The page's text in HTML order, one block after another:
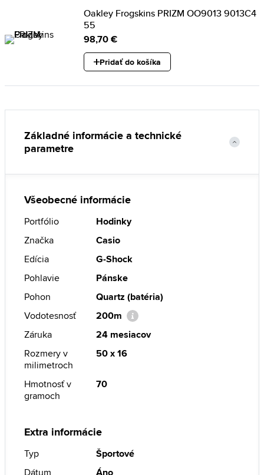
Oakley Frogskins PRIZM OO9013 9013C4
55
98,70 €
Pridať do košíka
Základné informácie a technické
parametre
Všeobecné informácie
Portfólio
Hodinky
Značka
Casio
Edícia
G-Shock
Pohlavie
Pánske
Pohon
Quartz (batéria)
Vodotesnosť
200m
Záruka
24 mesiacov
Rozmery v
milimetroch
50 x 16
Hmotnosť v
gramoch
70
Extra informácie
Typ
Športové